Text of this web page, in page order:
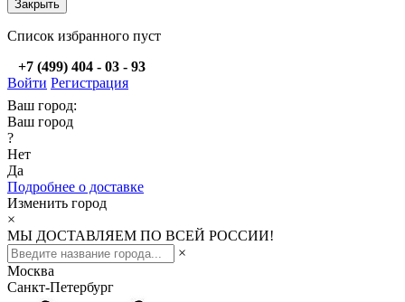
Закрыть
Список избранного пуст
+7 (499) 404 - 03 - 93
Войти Регистрация
Ваш город:
Ваш город
?
Нет
Да
Подробнее о доставке
Изменить город
×
МЫ ДОСТАВЛЯЕМ ПО ВСЕЙ РОССИИ!
×
Москва
Санкт-Петербург